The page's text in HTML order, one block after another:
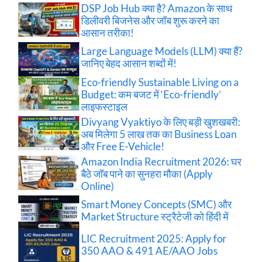
DSP Job Hub क्या है? Amazon के साथ
डिलीवरी बिजनेस और जॉब शुरू करने का
आसान तरीका!
Large Language Models (LLM) क्या हैं?
जानिए बेहद आसान शब्दों में!
Eco-friendly Sustainable Living on a
Budget: कम बजट में ‘Eco-friendly’
लाइफस्टाइल
Divyang Vyaktiyo के लिए बड़ी खुशखबरी:
अब मिलेगा 5 लाख तक का Business Loan
और Free E-Vehicle!
Amazon India Recruitment 2026: घर
बैठे जॉब पाने का सुनहरा मौका (Apply
Online)
Smart Money Concepts (SMC) और
Market Structure स्ट्रैटेजी को हिंदी में
LIC Recruitment 2025: Apply for
350 AAO & 491 AE/AAO Jobs